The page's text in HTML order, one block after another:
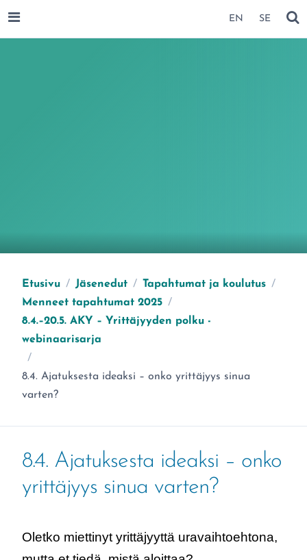
SIIRRY SIVUN SISÄLTÖÖN EN SE
Etusivu / Jäsenedut / Tapahtumat ja koulutus /
Menneet tapahtumat 2025 /
8.4.–20.5. AKY – Yrittäjyyden polku -
webinaarisarja
/
Olet täällä:
8.4. Ajatuksesta ideaksi – onko yrittäjyys sinua
varten?
8.4. Ajatuksesta ideaksi – onko
yrittäjyys sinua varten?
Oletko miettinyt yrittäjyyttä uravaihtoehtona,